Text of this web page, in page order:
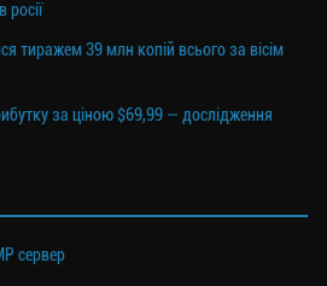
росії
тиражем 39 млн копій всього за вісім
за ціною $69,99 — дослідження
сервер